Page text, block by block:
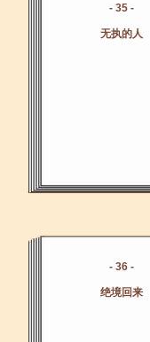
- 35 -
无执的人
- 36 -
绝境回来